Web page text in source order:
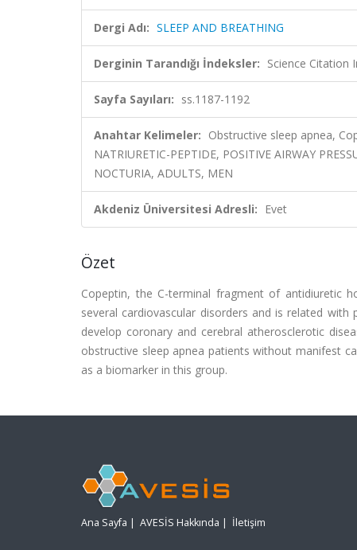
Dergi Adı: SLEEP AND BREATHING
Derginin Tarandığı İndeksler: Science Citation
Sayfa Sayıları: ss.1187-1192
Anahtar Kelimeler: Obstructive sleep apnea,
NATRIURETIC-PEPTIDE, POSITIVE AIRWAY
NOCTURIA, ADULTS, MEN
Akdeniz Üniversitesi Adresli: Evet
Özet
Copeptin, the C-terminal fragment of antidiuretic
several cardiovascular disorders and is related
develop coronary and cerebral atherosclerotic
obstructive sleep apnea patients without manifest
as a biomarker in this group.
Ana Sayfa | AVESİS Hakkında | İletişim